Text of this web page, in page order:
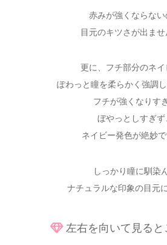
赤みが強くならない
目元のキツさが出ませ
更に、フチ部分のネイ
ぽわっと瞳を柔らかく強調
フチが強くなりす
ぼやっとしすぎ
ネイビー発色が絶妙
しっかり瞳に馴染
ナチュラルな印象の目元に
左右を向いて見る